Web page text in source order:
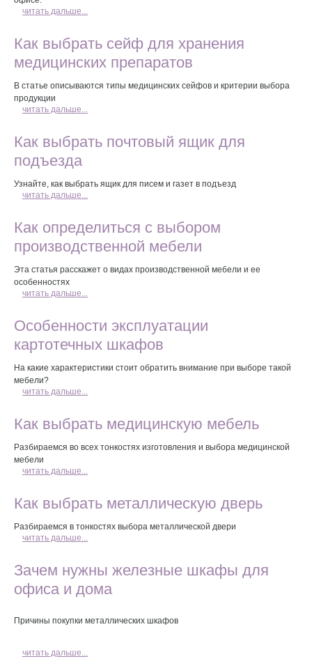
читать дальше...
Как выбрать сейф для хранения
медицинских препаратов
В статье описываются типы медицинских сейфов и критерии выбора
продукции
читать дальше...
Как выбрать почтовый ящик для
подъезда
Узнайте, как выбрать ящик для писем и газет в подъезд
читать дальше...
Как определиться с выбором
производственной мебели
Эта статья расскажет о видах производственной мебели и ее
особенностях
читать дальше...
Особенности эксплуатации
картотечных шкафов
На какие характеристики стоит обратить внимание при выборе такой
мебели?
читать дальше...
Как выбрать медицинскую мебель
Разбираемся во всех тонкостях изготовления и выбора медицинской
мебели
читать дальше...
Как выбрать металлическую дверь
Разбираемся в тонкостях выбора металлической двери
читать дальше...
Зачем нужны железные шкафы для
офиса и дома
Причины покупки металлических шкафов
читать дальше...